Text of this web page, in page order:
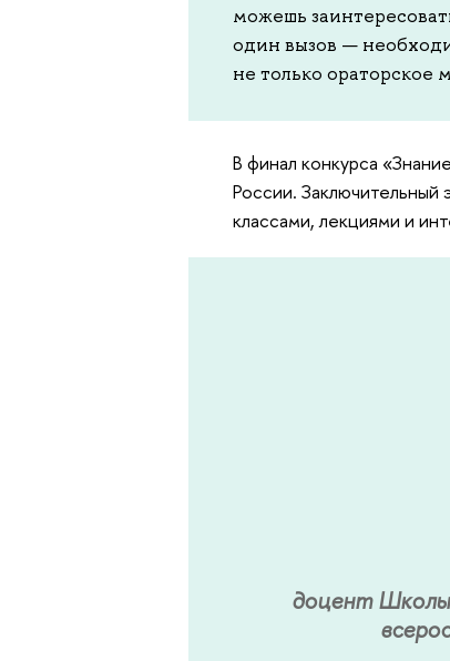
можешь
один вызов —
не только ораторское
В финал конкурса
России. Заключительный
классами, лекциями и
доцент Школы